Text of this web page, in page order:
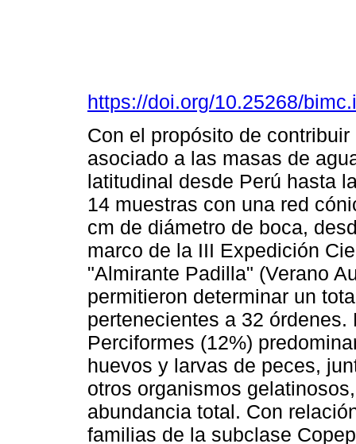
https://doi.org/10.25268/
Con el propósito de
asociado a las masas de
latitudinal desde Perú hasta
14 muestras con una red
cm de diámetro de boca,
marco de la III Expedición
"Almirante Padilla" (Verano
permitieron determinar un
pertenecientes a 32
Perciformes (12%)
huevos y larvas de peces,
otros organismos
abundancia total. Con
familias de la subclase